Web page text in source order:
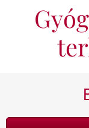
KAPCSOLAT